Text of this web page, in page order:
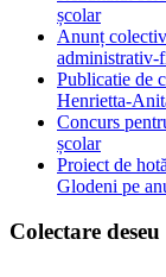
școlar
Anunț
administrativ-
Publicatie de
Henrietta-
Concurs
școlar
Proiect de
Glodeni pe
Colectare deseu